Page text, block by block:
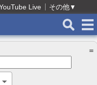
Live その他▼
＝